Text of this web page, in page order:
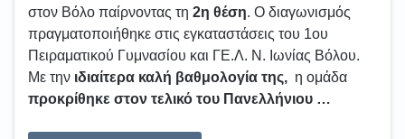
στον Βόλο παίρνοντας τη 2η θέση. Ο διαγωνισμός
πραγματοποιήθηκε στις εγκαταστάσεις του 1ου
Πειραματικού Γυμνασίου και ΓΕ.Λ. Ν. Ιωνίας Βόλου.
Με την ιδιαίτερα καλή βαθμολογία της, η ομάδα
προκρίθηκε στον τελικό του Πανελλήνιου …